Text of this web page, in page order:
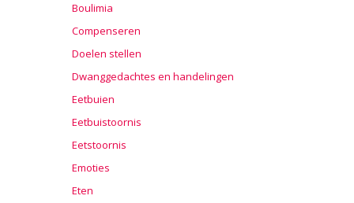
Boulimia
Compenseren
Doelen stellen
Dwanggedachtes en handelingen
Eetbuien
Eetbuistoornis
Eetstoornis
Emoties
Eten